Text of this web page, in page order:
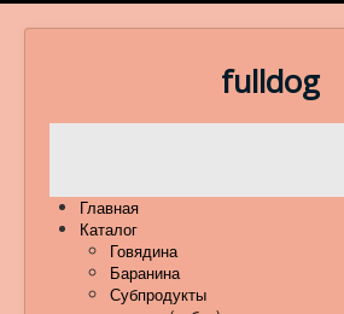
fulldog
Главная
Каталог
Говядина
Баранина
Субпродукты